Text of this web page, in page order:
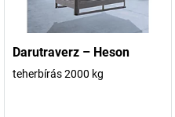
Darutraverz – Heson
teherbírás 2000 kg